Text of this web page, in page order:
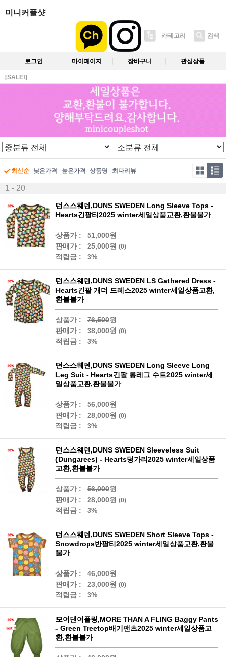
미니커플샷
카테고리 검색
로그인 마이페이지 장바구니 관심상품
[SALE!]
최신순 낮은가격 높은가격 상품명 최다리뷰
1 - 20
던스스웨덴,DUNS SWEDEN Long Sleeve Tops -
Hearts긴팔티2025 winter세일상품교환,환불불가
상품가 : 51,000원
판매가 :
25,000원 (0)
적립금 : 3%
던스스웨덴,DUNS SWEDEN LS Gathered Dress -
Hearts긴팔 개더 드레스2025 winter세일상품교환,
환불불가
상품가 : 76,500원
판매가 :
38,000원 (0)
적립금 : 3%
던스스웨덴,DUNS SWEDEN Long Sleeve Long
Leg Suit - Hearts긴팔 롱레그 수트2025 winter세
일상품교환,환불불가
상품가 : 56,000원
판매가 :
28,000원 (0)
적립금 : 3%
던스스웨덴,DUNS SWEDEN Sleeveless Suit
(Dungarees) - Hearts덩가리2025 winter세일상품
교환,환불불가
상품가 : 56,000원
판매가 :
28,000원 (0)
적립금 : 3%
던스스웨덴,DUNS SWEDEN Short Sleeve Tops -
Snowdrops반팔티2025 winter세일상품교환,환불
불가
상품가 : 46,000원
판매가 :
23,000원 (0)
적립금 : 3%
모어댄어플링,MORE THAN A FLING Baggy Pants
- Green Treetop배기팬츠2025 winter세일상품교
환,환불불가